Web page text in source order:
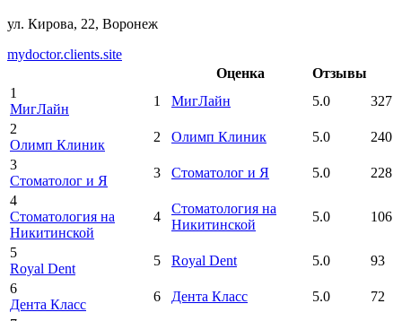
ул. Кирова, 22, Воронеж
mydoctor.clients.site
Оценка
Отзывы
1
МигЛайн
1 МигЛайн 5.0
327
2
Олимп Клиник
2 Олимп Клиник 5.0
240
3
Стоматолог и Я
3 Стоматолог и Я 5.0
228
4
Стоматология на
Никитинской
4
Стоматология на
Никитинской
5.0 106
5
Royal Dent
5 Royal Dent 5.0
93
6
Дента Класс
6 Дента Класс 5.0
72